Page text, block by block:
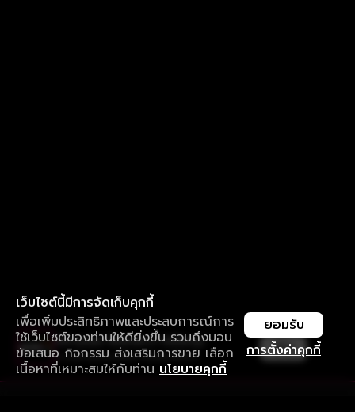
เว็บไซต์นี้มีการจัดเก็บคุกกี้
เพื่อเพิ่มประสิทธิภาพและประสบการณ์การ
ใช้เว็บไซต์ของท่านให้ดียิ่งขึ้น รวมถึงมอบ
ข้อเสนอ กิจกรรม ส่งเสริมการขาย เลือก
เนื้อหาที่เหมาะสมให้กับท่าน นโยบายคุกกี้
การตั้งค่าคุกกี้
ยอมรับ
ใช้งานแอป ลื่นไหลกว่า ไม่มีสะดุด
ดาวน์โหลดแอปเพื่อการรับชมที่ดีกว่า เปิด